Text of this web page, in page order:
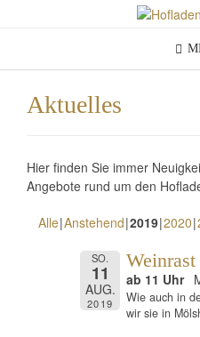
Aktuelles
Hier finden Sie immer
Angebote rund um den
Alle Anstehend 2019 2020
SO.
11
AUG.
2019
ab 11 Uhr
Wie auch in
wir sie in